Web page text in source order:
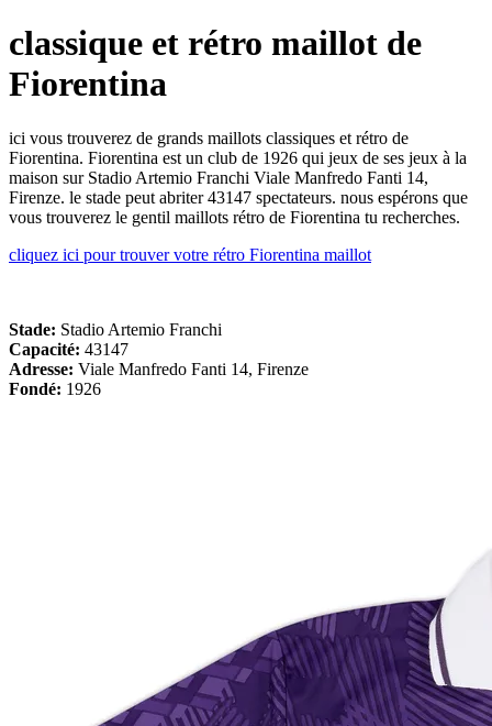
classique et rétro maillot de
Fiorentina
ici vous trouverez de grands maillots classiques et rétro de
Fiorentina. Fiorentina est un club de 1926 qui jeux de ses jeux à la
maison sur Stadio Artemio Franchi Viale Manfredo Fanti 14,
Firenze. le stade peut abriter 43147 spectateurs. nous espérons que
vous trouverez le gentil maillots rétro de Fiorentina tu recherches.
cliquez ici pour trouver votre rétro Fiorentina maillot
Stade: Stadio Artemio Franchi
Capacité: 43147
Adresse: Viale Manfredo Fanti 14, Firenze
Fondé: 1926